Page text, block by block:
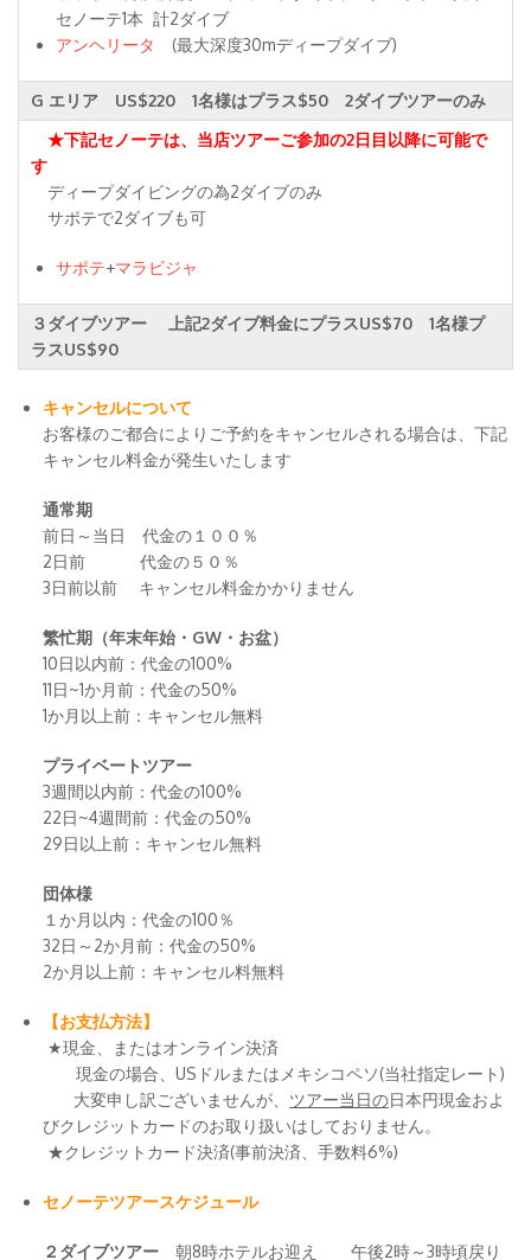
セノーテ1本 計2ダイブ
アンヘリータ
(最大深度30mディープダイブ)
G エリア US$220 1名様はプラス$50 2ダイブツアーのみ
★下記セノーテは、当店ツアーご参加の2日目以降に可能で
す
ディープダイビングの為2ダイブのみ
サポテで2ダイブも可
サポテ+マラビジャ
３ダイブツアー 上記2ダイブ料金にプラスUS$70 1名様プ
ラスUS$90
キャンセルについて
お客様のご都合によりご予約をキャンセルされる場合は、下記
キャンセル料金が発生いたします
通常期
前日～当日 代金の１００％
2日前 代金の５０％
3日前以前 キャンセル料金かかりません
繁忙期（年末年始・GW・お盆）
10日以内前：代金の100%
11日~1か月前：代金の50%
1か月以上前：キャンセル無料
プライベートツアー
3週間以内前：代金の100%
22日~4週間前：代金の50%
29日以上前：キャンセル無料
団体様
１か月以内：代金の100％
32日～2か月前：代金の50%
2か月以上前：キャンセル料無料
【お支払方法】
★現金、またはオンライン決済
現金の場合、USドルまたはメキシコペソ(当社指定レート)
大変申し訳ございませんが、 ツアー当日の日本円現金およ
びクレジットカードのお取り扱いはしておりません。
★クレジットカード決済(事前決済、手数料6%)
セノーテツアースケジュール
２ダイブツアー 朝8時ホテルお迎え 午後2時～3時頃戻り